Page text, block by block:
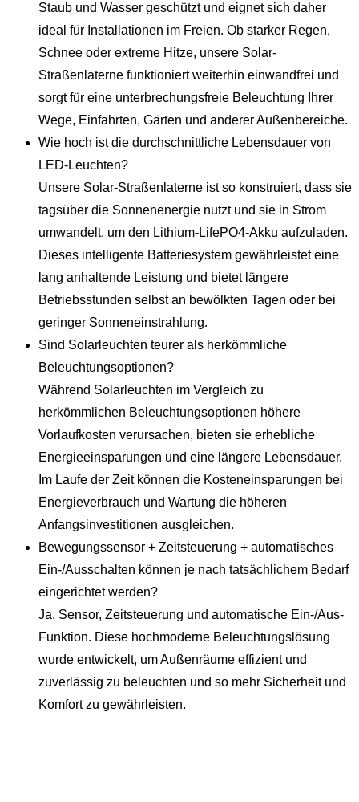
Staub und Wasser geschützt und eignet sich daher
ideal für Installationen im Freien. Ob starker Regen,
Schnee oder extreme Hitze, unsere Solar-
Straßenlaterne funktioniert weiterhin einwandfrei und
sorgt für eine unterbrechungsfreie Beleuchtung Ihrer
Wege, Einfahrten, Gärten und anderer Außenbereiche.
Wie hoch ist die durchschnittliche Lebensdauer von
LED-Leuchten?
Unsere Solar-Straßenlaterne ist so konstruiert, dass sie
tagsüber die Sonnenenergie nutzt und sie in Strom
umwandelt, um den Lithium-LifePO4-Akku aufzuladen.
Dieses intelligente Batteriesystem gewährleistet eine
lang anhaltende Leistung und bietet längere
Betriebsstunden selbst an bewölkten Tagen oder bei
geringer Sonneneinstrahlung.
Sind Solarleuchten teurer als herkömmliche
Beleuchtungsoptionen?
Während Solarleuchten im Vergleich zu
herkömmlichen Beleuchtungsoptionen höhere
Vorlaufkosten verursachen, bieten sie erhebliche
Energieeinsparungen und eine längere Lebensdauer.
Im Laufe der Zeit können die Kosteneinsparungen bei
Energieverbrauch und Wartung die höheren
Anfangsinvestitionen ausgleichen.
Bewegungssensor + Zeitsteuerung + automatisches
Ein-/Ausschalten können je nach tatsächlichem Bedarf
eingerichtet werden?
Ja. Sensor, Zeitsteuerung und automatische Ein-/Aus-
Funktion. Diese hochmoderne Beleuchtungslösung
wurde entwickelt, um Außenräume effizient und
zuverlässig zu beleuchten und so mehr Sicherheit und
Komfort zu gewährleisten.